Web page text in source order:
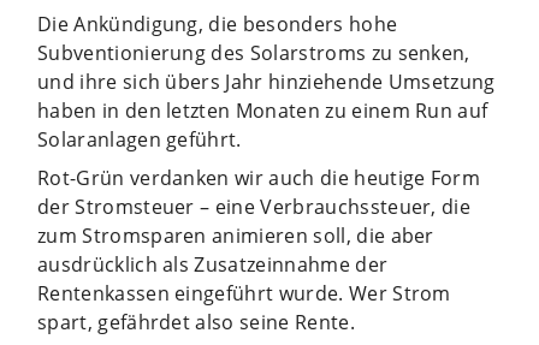
Die Ankündigung, die besonders hohe
Subventionierung des Solarstroms zu senken,
und ihre sich übers Jahr hinziehende Umsetzung
haben in den letzten Monaten zu einem Run auf
Solaranlagen geführt.
Rot-Grün verdanken wir auch die heutige Form
der Stromsteuer – eine Verbrauchssteuer, die
zum Stromsparen animieren soll, die aber
ausdrücklich als Zusatzeinnahme der
Rentenkassen eingeführt wurde. Wer Strom
spart, gefährdet also seine Rente.